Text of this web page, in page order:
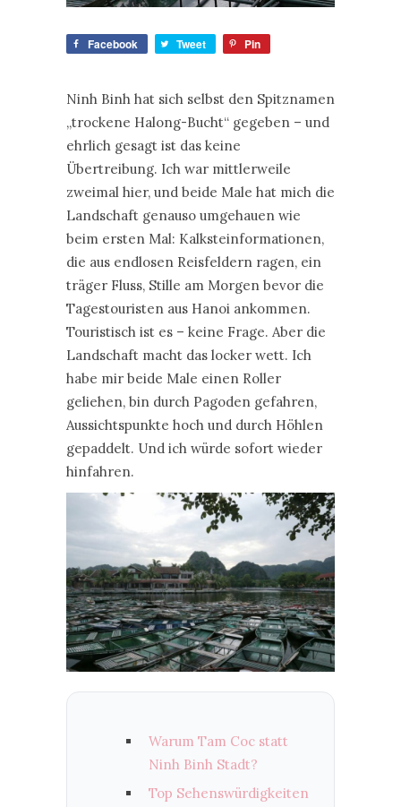
Facebook Tweet Pin
Ninh Binh hat sich selbst den Spitznamen
„trockene Halong-Bucht“ gegeben – und
ehrlich gesagt ist das keine
Übertreibung. Ich war mittlerweile
zweimal hier, und beide Male hat mich die
Landschaft genauso umgehauen wie
beim ersten Mal: Kalksteinformationen,
die aus endlosen Reisfeldern ragen, ein
träger Fluss, Stille am Morgen bevor die
Tagestouristen aus Hanoi ankommen.
Touristisch ist es – keine Frage. Aber die
Landschaft macht das locker wett. Ich
habe mir beide Male einen Roller
geliehen, bin durch Pagoden gefahren,
Aussichtspunkte hoch und durch Höhlen
gepaddelt. Und ich würde sofort wieder
hinfahren.
Warum Tam Coc statt
Ninh Binh Stadt?
Top Sehenswürdigkeiten